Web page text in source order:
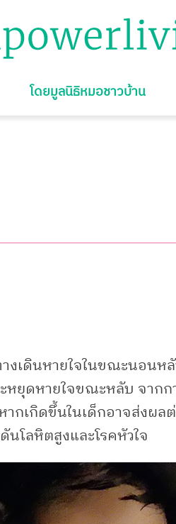
โดยมูลนิธิหมอชาวบ้าน
งเดินหายใจในขณะนอน
ยุดหายใจขณะหลับ จากก
กเกิดขึ้นในเด็กอาจส่งผ
นโลหิตสูงและโรคหัวใจ